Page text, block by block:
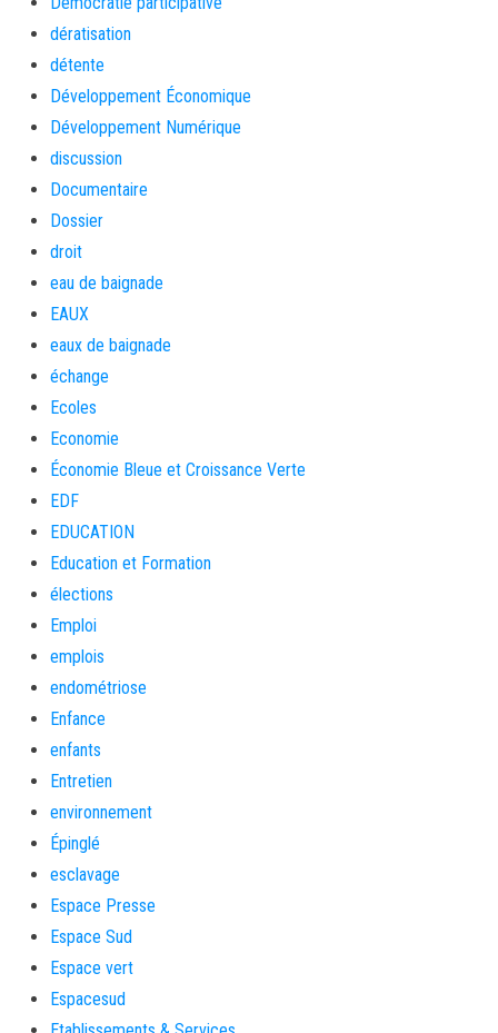
dératisation
détente
Développement Économique
Développement Numérique
discussion
Documentaire
Dossier
droit
eau de baignade
EAUX
eaux de baignade
échange
Ecoles
Economie
Économie Bleue et Croissance Verte
EDF
EDUCATION
Education et Formation
élections
Emploi
emplois
endométriose
Enfance
enfants
Entretien
environnement
Épinglé
esclavage
Espace Presse
Espace Sud
Espace vert
Espacesud